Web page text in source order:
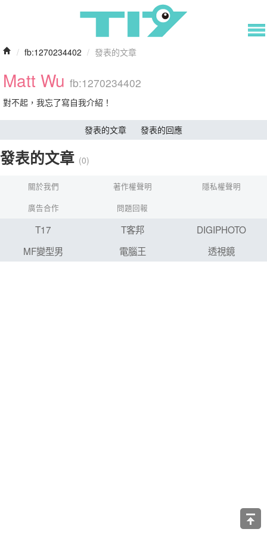
/ fb:1270234402 / 發表的文章
Matt Wu fb:1270234402
對不起，我忘了寫自我介紹！
發表的文章 發表的回應
發表的文章 (0)
關於我們 著作權聲明
隱私權聲明
廣告合作
問題回報
T17 T客邦
DIGIPHOTO
MF變型男
電腦王 透視鏡